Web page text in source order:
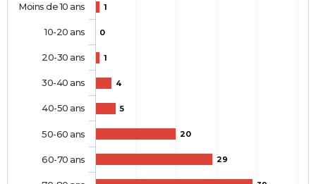
1
0
1
4
5
20
29
Moins de 10 ans
10-20 ans
20-30 ans
30-40 ans
40-50 ans
50-60 ans
60-70 ans